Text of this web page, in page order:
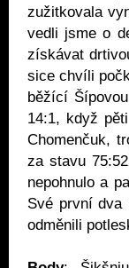
zužitkovala
vedli jsme o
získávat
sice chvíli
běžící
14:1, když
Chomenčuk,
za stavu
nepohnulo a
Své první dva
odměnili